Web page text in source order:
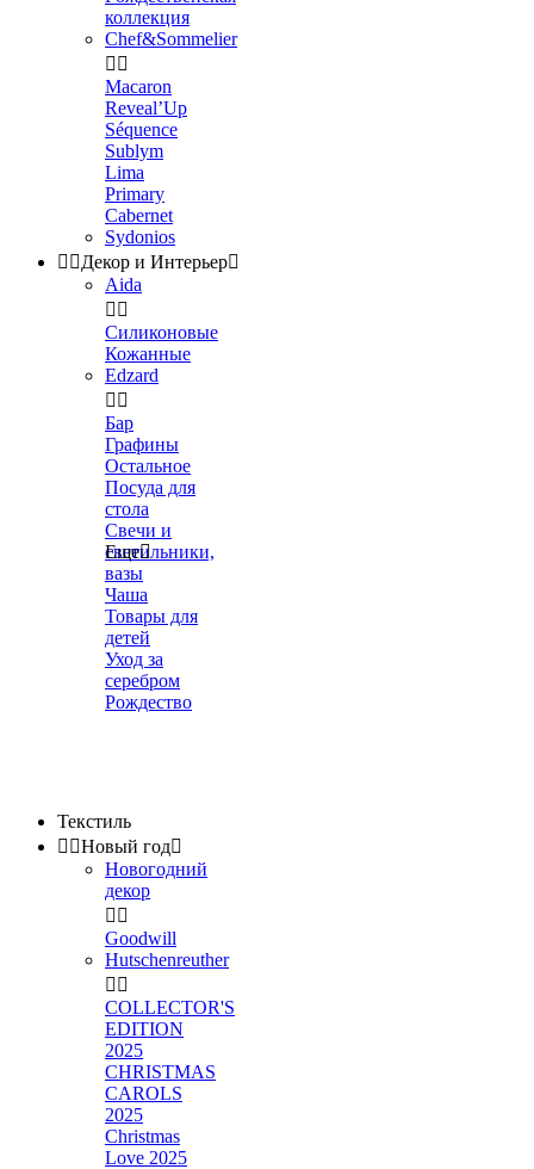
коллекция
Chef&Sommelier
 
Macaron
Reveal’Up
Séquence
Sublym
Lima
Primary
Cabernet
Sydonios
 Декор и Интерьер
Aida
 
Силиконовые
Кожанные
Edzard
 
Бар
Графины
Остальное
Посуда для
стола
Свечи и
светильники,
вазы
Чаша
Товары для
детей
Уход за
серебром
Рождество
Еще
Текстиль
 Новый год
Новогодний
декор
 
Goodwill
Hutschenreuther
 
COLLECTOR'S
EDITION
2025
CHRISTMAS
CAROLS
2025
Christmas
Love 2025